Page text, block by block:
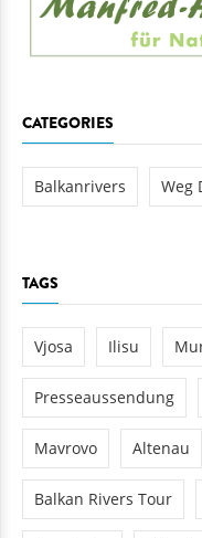
CATEGORIES
Balkanrivers Weg
TAGS
Vjosa Ilisu
Presseaussendung
Mavrovo Altenau
Balkan Rivers Tour